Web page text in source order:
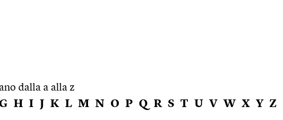
dalla a alla z
H I J K L M N O P Q R S T U V W X Y Z